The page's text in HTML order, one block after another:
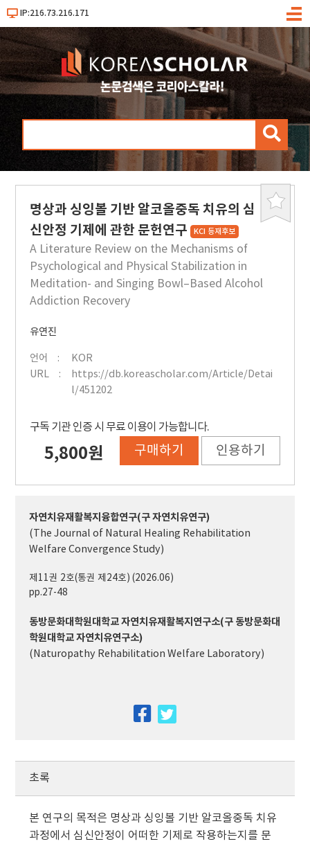
IP:216.73.216.171
메
검
북
명상과 싱잉볼 기반 알코올중독 치유의 심
신안정 기제에 관한 문헌연구 KCI 등재후보
A Literature Review on the Mechanisms of
Psychological and Physical Stabilization in
Meditation- and Singing Bowl–Based Alcohol
Addiction Recovery
유연진
언어
KOR
URL
https://db.koreascholar.com/Article/Detai
l/451202
구독 기관 인증 시 무료 이용이 가능합니다.
5,800원 구매하기 인용하기
자연치유재활복지융합연구(구 자연치유연구)
(The Journal of Natural Healing Rehabilitation
Welfare Convergence Study)
제11권 2호(통권 제24호) (2026.06)
pp.27-48
동방문화대학원대학교 자연치유재활복지연구소(구 동방문화대
학원대학교 자연치유연구소)
(Naturopathy Rehabilitation Welfare Laboratory)
facebook
초록
본 연구의 목적은 명상과 싱잉볼 기반 알코올중독 치유
과정에서 심신안정이 어떠한 기제로 작용하는지를 문